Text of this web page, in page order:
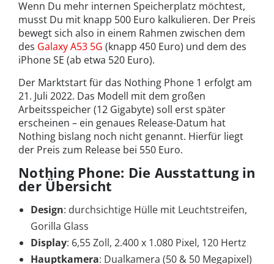
Wenn Du mehr internen Speicherplatz möchtest,
musst Du mit knapp 500 Euro kalkulieren. Der Preis
bewegt sich also in einem Rahmen zwischen dem
des Galaxy A53 5G (knapp 450 Euro) und dem des
iPhone SE (ab etwa 520 Euro).
Der Marktstart für das Nothing Phone 1 erfolgt am
21. Juli 2022. Das Modell mit dem großen
Arbeitsspeicher (12 Gigabyte) soll erst später
erscheinen – ein genaues Release-Datum hat
Nothing bislang noch nicht genannt. Hierfür liegt
der Preis zum Release bei 550 Euro.
Nothing Phone: Die Ausstattung in
der Übersicht
Design: durchsichtige Hülle mit Leuchtstreifen,
Gorilla Glass
Display: 6,55 Zoll, 2.400 x 1.080 Pixel, 120 Hertz
Hauptkamera: Dualkamera (50 & 50 Megapixel)